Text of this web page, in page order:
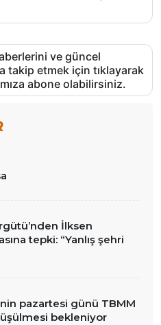
ve güncel
takip etmek için tıklayarak
abone olabilirsiniz.
İlksen
tepki: “Yanlış şehri
pazartesi günü TBMM
bekleniyor